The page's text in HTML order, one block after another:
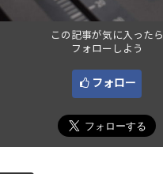
この記事が気に入ったら
フォローしよう
フォロー